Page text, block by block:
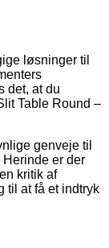
løsninger til
det, at du
Table Round –
genveje til
er der
kritik af
til at få et indtryk